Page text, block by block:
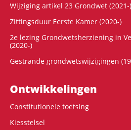
Wijziging artikel 23 Grondwet (2021-)
Zittingsduur Eerste Kamer (2020-)
2e lezing Grondwetsherziening in
(2020-)
Gestrande grondwetswijzigingen
Ontwikke­lingen
Constitutionele toetsing
Kiesstelsel